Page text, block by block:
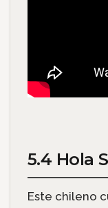
5.4 Hola
Este chileno